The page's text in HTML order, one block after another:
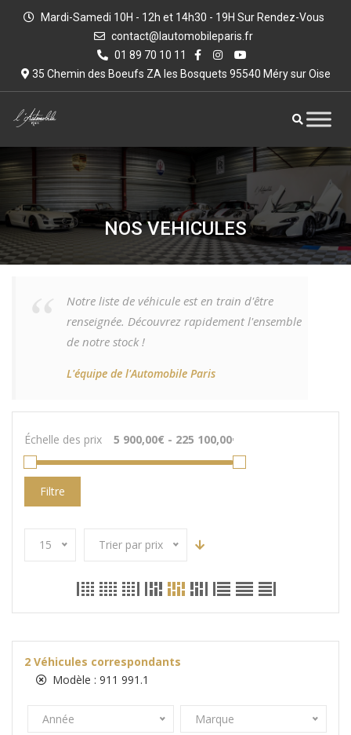
Mardi-Samedi 10H - 12h et 14h30 - 19H Sur Rendez-Vous
contact@lautomobileparis.fr
01 89 70 10 11
35 Chemin des Boeufs ZA les Bosquets 95540 Méry sur Oise
NOS VEHICULES
Notre liste de véhicule est en train d'être
renseignée. Découvrez rapidement l'ensemble
de notre stock !
L'équipe de l'Automobile Paris
Échelle des prix
Filtre
15 Trier par prix
2 Véhicules correspondants
Modèle : 911 991.1
Année Marque